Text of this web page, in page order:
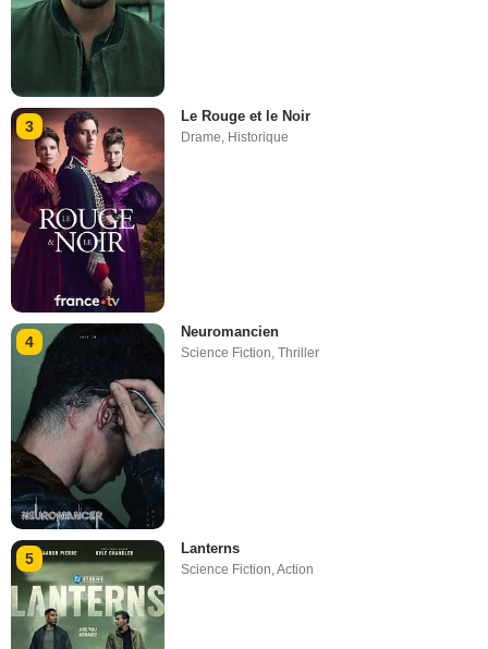
3
Le Rouge et le Noir
Drame, Historique
4
Neuromancien
Science Fiction,Thriller
5
Lanterns
Science Fiction ,Action